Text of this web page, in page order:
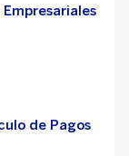
de Pagos